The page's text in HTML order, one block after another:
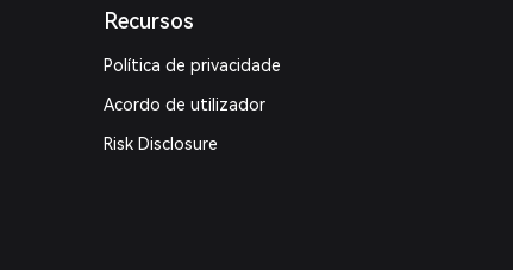
Recursos
Política de privacidade
Acordo de utilizador
Risk Disclosure